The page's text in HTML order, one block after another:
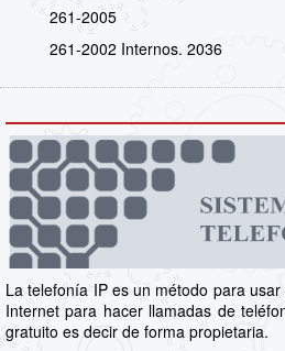
261-2005
261-2002 Internos. 2036
La telefonía IP es un método para
Internet para hacer llamadas de
gratuito es decir de forma propietaria.